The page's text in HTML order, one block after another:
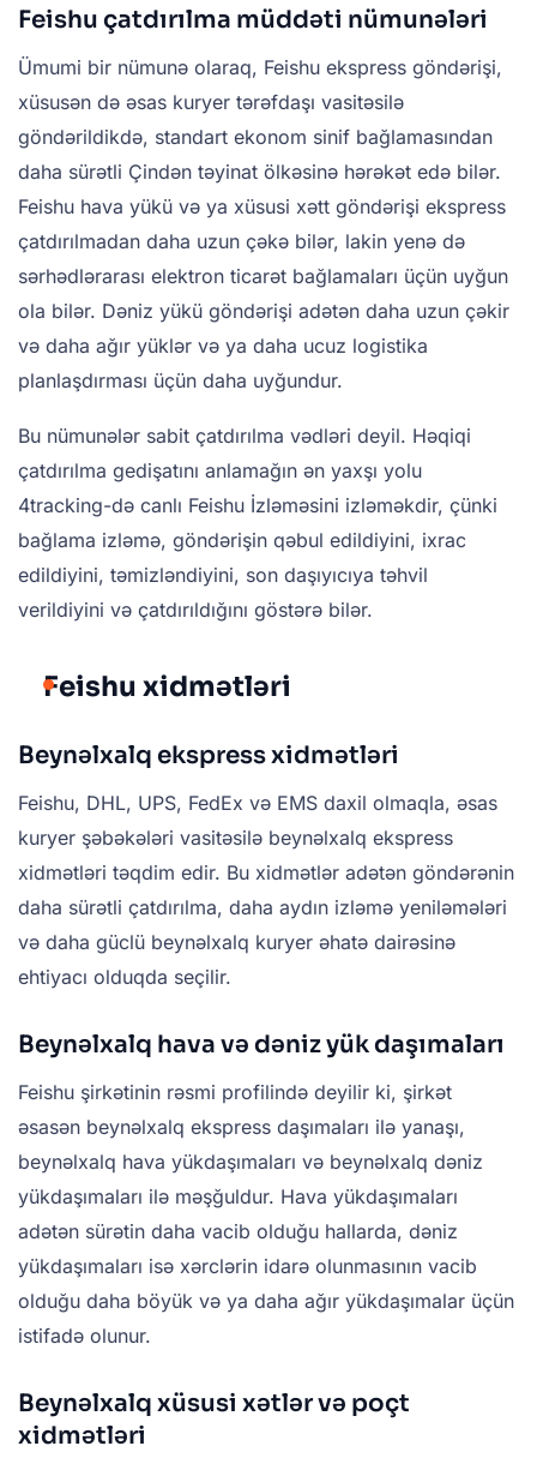
Feishu çatdırılma müddəti nümunələri
Ümumi bir nümunə olaraq, Feishu ekspress göndərişi,
xüsusən də əsas kuryer tərəfdaşı vasitəsilə
göndərildikdə, standart ekonom sinif bağlamasından
daha sürətli Çindən təyinat ölkəsinə hərəkət edə bilər.
Feishu hava yükü və ya xüsusi xətt göndərişi ekspress
çatdırılmadan daha uzun çəkə bilər, lakin yenə də
sərhədlərarası elektron ticarət bağlamaları üçün uyğun
ola bilər. Dəniz yükü göndərişi adətən daha uzun çəkir
və daha ağır yüklər və ya daha ucuz logistika
planlaşdırması üçün daha uyğundur.
Bu nümunələr sabit çatdırılma vədləri deyil. Həqiqi
çatdırılma gedişatını anlamağın ən yaxşı yolu
4tracking-də canlı Feishu İzləməsini izləməkdir, çünki
bağlama izləmə, göndərişin qəbul edildiyini, ixrac
edildiyini, təmizləndiyini, son daşıyıcıya təhvil
verildiyini və çatdırıldığını göstərə bilər.
Feishu xidmətləri
Beynəlxalq ekspress xidmətləri
Feishu, DHL, UPS, FedEx və EMS daxil olmaqla, əsas
kuryer şəbəkələri vasitəsilə beynəlxalq ekspress
xidmətləri təqdim edir. Bu xidmətlər adətən göndərənin
daha sürətli çatdırılma, daha aydın izləmə yeniləmələri
və daha güclü beynəlxalq kuryer əhatə dairəsinə
ehtiyacı olduqda seçilir.
Beynəlxalq hava və dəniz yük daşımaları
Feishu şirkətinin rəsmi profilində deyilir ki, şirkət
əsasən beynəlxalq ekspress daşımaları ilə yanaşı,
beynəlxalq hava yükdaşımaları və beynəlxalq dəniz
yükdaşımaları ilə məşğuldur. Hava yükdaşımaları
adətən sürətin daha vacib olduğu hallarda, dəniz
yükdaşımaları isə xərclərin idarə olunmasının vacib
olduğu daha böyük və ya daha ağır yükdaşımalar üçün
istifadə olunur.
Beynəlxalq xüsusi xətlər və poçt
xidmətləri